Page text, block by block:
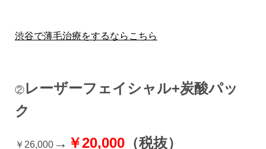
渋谷で薄毛治療をするならこちら
②レーザーフェイシャル+炭酸パッ
ク
￥26,000→ ￥20,000（税抜）